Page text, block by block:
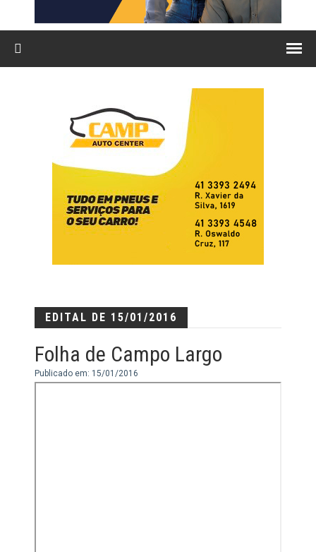
EDITAL DE 15/01/2016
Folha de Campo Largo
Publicado em: 15/01/2016